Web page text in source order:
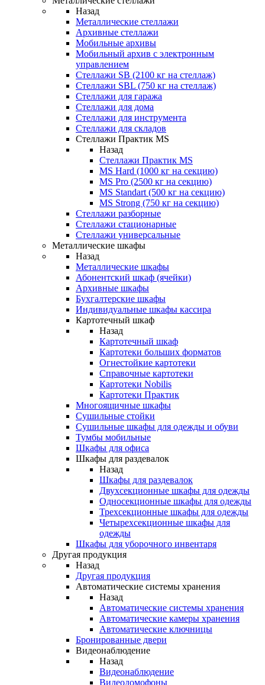
Назад
Металлические стеллажи
Архивные стеллажи
Мобильные архивы
Мобильный архив с электронным
управлением
Стеллажи SB (2100 кг на стеллаж)
Стеллажи SBL (750 кг на стеллаж)
Стеллажи для гаража
Стеллажи для дома
Стеллажи для инструмента
Стеллажи для складов
Стеллажи Практик MS
Назад
Стеллажи Практик MS
MS Hard (1000 кг на секцию)
MS Pro (2500 кг на секцию)
MS Standart (500 кг на секцию)
MS Strong (750 кг на секцию)
Стеллажи разборные
Стеллажи стационарные
Стеллажи универсальные
Металлические шкафы
Назад
Металлические шкафы
Абонентский шкаф (ячейки)
Архивные шкафы
Бухгалтерские шкафы
Индивидуальные шкафы кассира
Картотечный шкаф
Назад
Картотечный шкаф
Картотеки больших форматов
Огнестойкие картотеки
Справочные картотеки
Картотеки Nobilis
Картотеки Практик
Многоящичные шкафы
Сушильные стойки
Сушильные шкафы для одежды и обуви
Тумбы мобильные
Шкафы для офиса
Шкафы для раздевалок
Назад
Шкафы для раздевалок
Двухсекционные шкафы для одежды
Односекционные шкафы для одежды
Трехсекционные шкафы для одежды
Четырехсекционные шкафы для
одежды
Шкафы для уборочного инвентаря
Другая продукция
Назад
Другая продукция
Автоматические системы хранения
Назад
Автоматические системы хранения
Автоматические камеры хранения
Автоматические ключницы
Бронированные двери
Видеонаблюдение
Назад
Видеонаблюдение
Видеодомофоны